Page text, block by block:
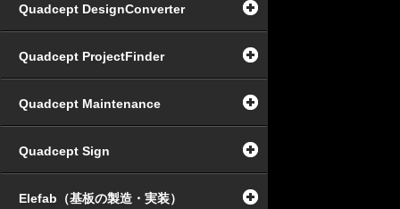
Quadcept DesignConverter
Quadcept ProjectFinder
Quadcept Maintenance
Quadcept Sign
Elefab（基板の製造・実装）